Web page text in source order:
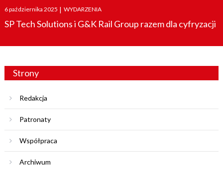
Posted
on
6 października 2025 | WYDARZENIA
SP Tech Solutions i G&K Rail Group razem dla cyfryzacji
Strony
Redakcja
Patronaty
Współpraca
Archiwum